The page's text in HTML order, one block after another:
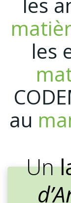
les
au
Un